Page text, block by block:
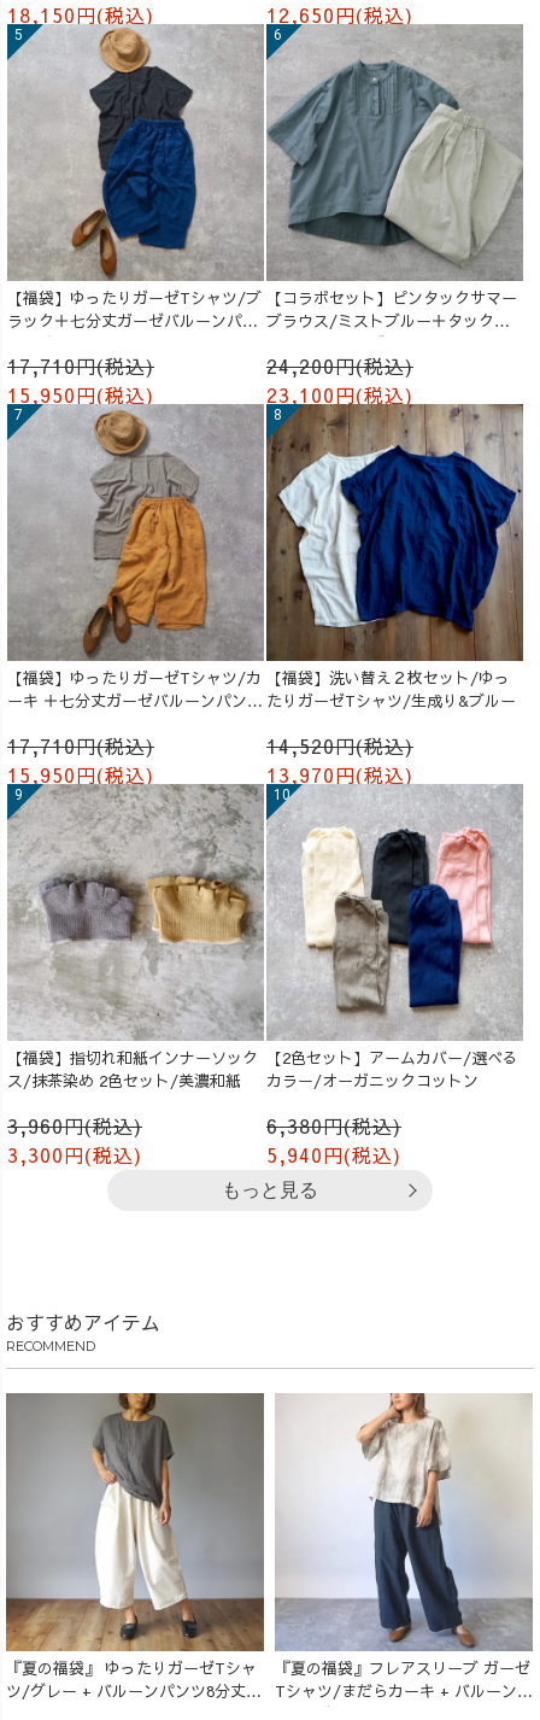
18,150円(税込)
12,650円(税込)
【福袋】ゆったりガーゼTシャツ/ブ
ラック＋七分丈ガーゼバルーンパン
ツ /ブルー
17,710円(税込)
15,950円(税込)
【コラボセット】ピンタックサマー
ブラウス/ミストブルー＋タックバ
ルーンパンツ/グレージュ
24,200円(税込)
23,100円(税込)
【福袋】ゆったりガーゼTシャツ/カ
ーキ ＋七分丈ガーゼバルーンパンツ
17,710円(税込)
15,950円(税込)
【福袋】洗い替え２枚セット/ゆっ
たりガーゼTシャツ/生成り&ブルー
14,520円(税込)
13,970円(税込)
【福袋】指切れ和紙インナーソック
ス/抹茶染め 2色セット/美濃和紙
3,960円(税込)
3,300円(税込)
【2色セット】アームカバー/選べる
カラー/オーガニックコットン
6,380円(税込)
5,940円(税込)
もっと見る
おすすめアイテム
RECOMMEND
『夏の福袋』 ゆったりガーゼTシャ
ツ/グレー + バルーンパンツ8分丈/
『夏の福袋』フレアスリーブ ガーゼ
Tシャツ/まだらカーキ + バルーンパ
ンツ/ブラック